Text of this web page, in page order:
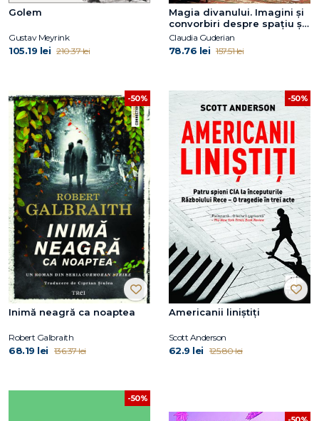
Golem
Gustav Meyrink
105.19 lei 210.37 lei
Magia divanului. Imagini și
convorbiri despre spațiu și
cadru în psihanaliză
Claudia Guderian
78.76 lei 157.51 lei
-50%
Inimă neagră ca noaptea
Robert Galbraith
68.19 lei 136.37 lei
-50%
Americanii liniștiți
Scott Anderson
62.9 lei 125.80 lei
-50%